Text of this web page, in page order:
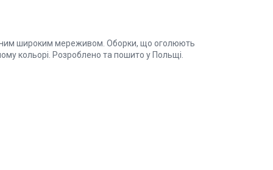
широким мереживом. Оборки, що оголюють
кольорі. Розроблено та пошито у Польщі.